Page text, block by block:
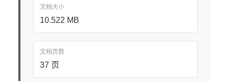
文档大小
10.522 MB
文档页数
37 页